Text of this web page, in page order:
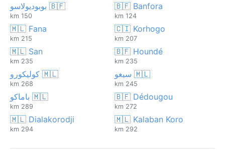
🇧🇫 Banfora
124 km
🇧🇫 بوبوديولاسو
150 km
🇨🇮 Korhogo
207 km
🇲🇱 Fana
215 km
🇧🇫 Houndé
235 km
🇲🇱 San
235 km
🇲🇱 سيغو
245 km
🇲🇱 كوليكورو
268 km
🇧🇫 Dédougou
272 km
🇲🇱 باماكو
289 km
🇲🇱 Kalaban Koro
292 km
🇲🇱 Dialakorodji
294 km